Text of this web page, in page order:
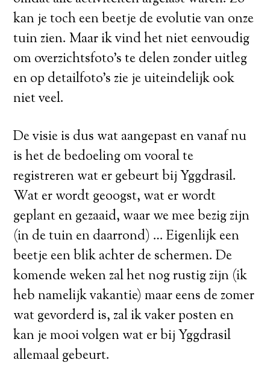
kan je toch een beetje de evolutie van onze
tuin zien. Maar ik vind het niet eenvoudig
om overzichtsfoto’s te delen zonder uitleg
en op detailfoto’s zie je uiteindelijk ook
niet veel.
De visie is dus wat aangepast en vanaf nu
is het de bedoeling om vooral te
registreren wat er gebeurt bij Yggdrasil.
Wat er wordt geoogst, wat er wordt
geplant en gezaaid, waar we mee bezig zijn
(in de tuin en daarrond) … Eigenlijk een
beetje een blik achter de schermen. De
komende weken zal het nog rustig zijn (ik
heb namelijk vakantie) maar eens de zomer
wat gevorderd is, zal ik vaker posten en
kan je mooi volgen wat er bij Yggdrasil
allemaal gebeurt.